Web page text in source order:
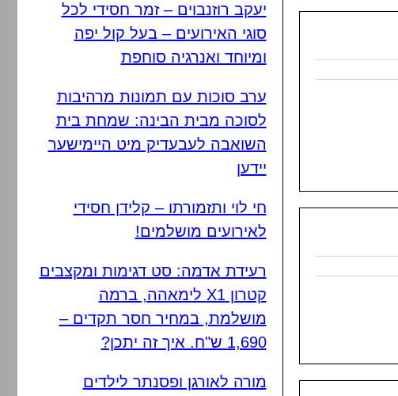
יעקב רוזנבוים – זמר חסידי לכל
סוגי האירועים – בעל קול יפה
ומיוחד ואנרגיה סוחפת
ערב סוכות עם תמונות מרהיבות
לסוכה מבית הבינה: שמחת בית
השואבה לעבעדיק מיט היימישער
יידען
חי לוי ותזמורתו – קלידן חסידי
לאירועים מושלמים!
רעידת אדמה: סט דגימות ומקצבים
קטרון X1 לימאהה, ברמה
מושלמת, במחיר חסר תקדים –
1,690 ש"ח. איך זה יתכן?
מורה לאורגן ופסנתר לילדים